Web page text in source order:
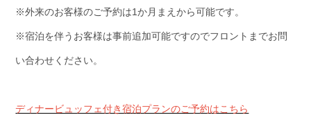
※外来のお客様のご予約は1か月まえから可能です。
※宿泊を伴うお客様は事前追加可能ですのでフロントまでお問
い合わせください。
ディナービュッフェ付き宿泊プランのご予約はこちら